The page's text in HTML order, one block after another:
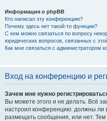
Информация о phpBB
Кто написал эту конференцию?
Почему здесь нет такой-то функции?
С кем можно связаться по вопросу
юридических вопросов, связанных с
Как мне связаться с администратором
Вход на конференцию и
Зачем мне нужно
Вы можете этого и не делать. Всё
настроил конференцию: должны ли
размещать сообщения, или нет.